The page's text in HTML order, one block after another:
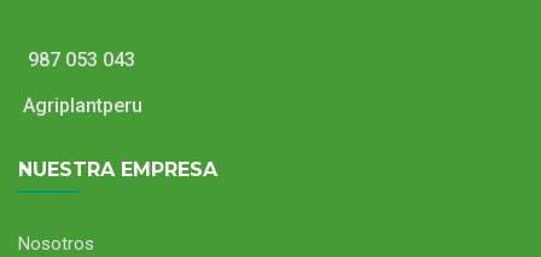
987 053 043
Agriplantperu
NUESTRA EMPRESA
Nosotros